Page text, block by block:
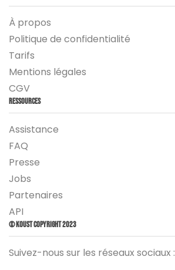
À propos
Politique de confidentialité
Tarifs
Mentions légales
CGV
Ressources
Assistance
FAQ
Presse
Jobs
Partenaires
API
© Koust Copyright 2023
Suivez-nous sur les réseaux sociaux :